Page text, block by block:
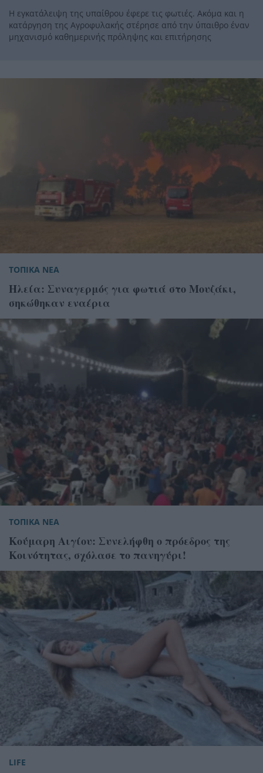
Η εγκατάλειψη της υπαίθρου έφερε τις φωτιές. Ακόμα και η
κατάργηση της Αγροφυλακής στέρησε από την ύπαιθρο έναν
μηχανισμό καθημερινής πρόληψης και επιτήρησης
ΤΟΠΙΚΑ ΝΕΑ
Ηλεία: Συναγερμός για φωτιά στο Μουζάκι,
σηκώθηκαν εναέρια
ΤΟΠΙΚΑ ΝΕΑ
Κούμαρη Αιγίου: Συνελήφθη ο πρόεδρος της
Κοινότητας, σχόλασε το πανηγύρι!
LIFE